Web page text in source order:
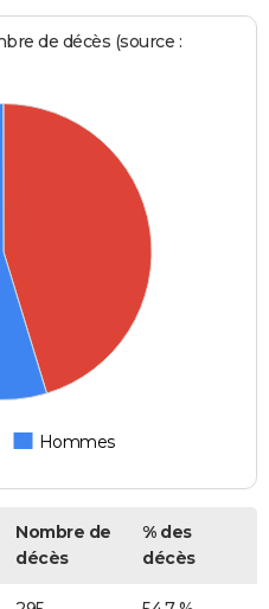
de décès (source :
Hommes
Nombre de
décès
% des
décès